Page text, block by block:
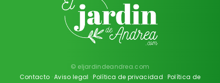
© eljardindeandrea.com
Contacto ·Aviso legal ·Política de privacidad · Política de